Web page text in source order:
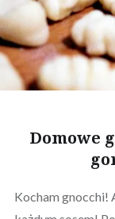
Domowe
Kocham gnocchi!